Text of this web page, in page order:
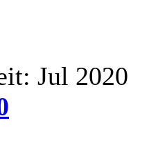
Jul 2020